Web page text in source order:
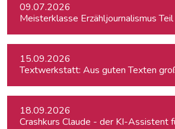
09.07.2026
Meisterklasse Erzähljournalismus
15.09.2026
Textwerkstatt: Aus guten Texten
18.09.2026
Crashkurs Claude - der KI-Assistent